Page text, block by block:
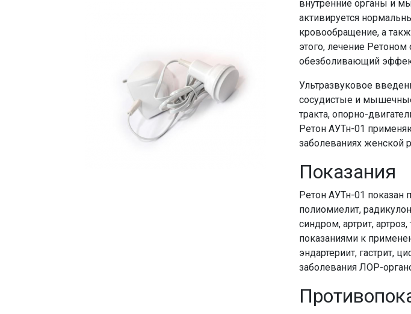
внутренние органы и
активируется
кровообращение, а
этого, лечение
обезболивающий
Ультразвуковое
сосудистые и
тракта, опорно-
Ретон АУТн-01
заболеваниях женской
Показания
Ретон АУТн-01 показан
полиомиелит,
синдром, артрит,
показаниями к
эндартериит, гастрит,
заболевания ЛОР-